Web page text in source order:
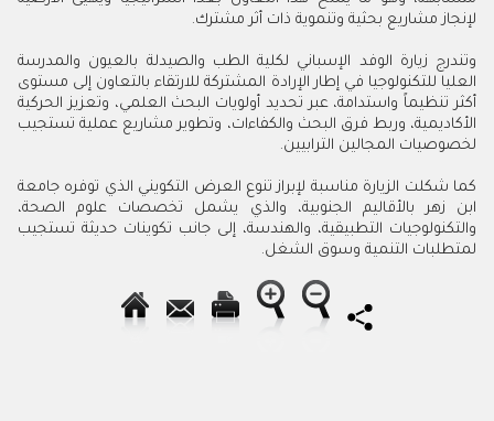
لإنجاز مشاريع بحثية وتنموية ذات أثر مشترك.
وتندرج زيارة الوفد الإسباني لكلية الطب والصيدلة بالعيون والمدرسة
العليا للتكنولوجيا في إطار الإرادة المشتركة للارتقاء بالتعاون إلى مستوى
أكثر تنظيماً واستدامة، عبر تحديد أولويات البحث العلمي، وتعزيز الحركية
الأكاديمية، وربط فرق البحث والكفاءات، وتطوير مشاريع عملية تستجيب
لخصوصيات المجالين الترابيين.
كما شكلت الزيارة مناسبة لإبراز تنوع العرض التكويني الذي توفره جامعة
ابن زهر بالأقاليم الجنوبية، والذي يشمل تخصصات علوم الصحة،
والتكنولوجيات التطبيقية، والهندسة، إلى جانب تكوينات حديثة تستجيب
لمتطلبات التنمية وسوق الشغل.